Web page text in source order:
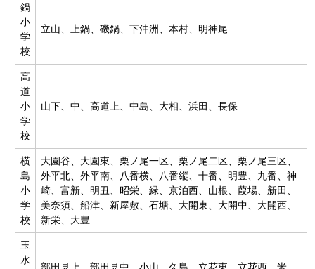
鍋
小
学
校
立山、上鍋、磯鍋、下沖洲、本村、明神尾
高
道
小
学
校
山下、中、高道上、中島、大相、浜田、長保
横
島
小
学
校
大園谷、大園東、栗ノ尾一区、栗ノ尾二区、栗ノ尾三区、
外平北、外平南、八番横、八番縦、十番、明豊、九番、神
崎、富新、明丑、昭栄、緑、京泊西、山根、葭場、新田、
美奈須、船津、新屋敷、石塘、大開東、大開中、大開西、
新栄、大豊
玉
水